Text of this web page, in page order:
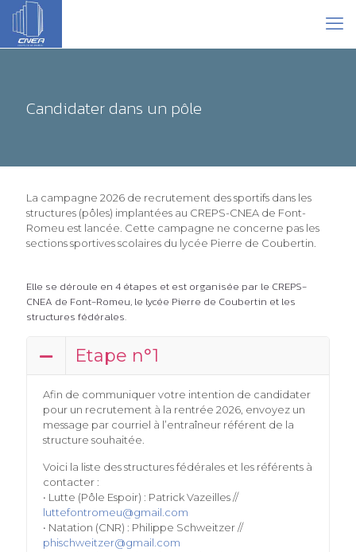
Candidater dans un pôle
La campagne 2026 de recrutement des sportifs dans les
structures (pôles) implantées au CREPS-CNEA de Font-
Romeu est lancée. Cette campagne ne concerne pas les
sections sportives scolaires du lycée Pierre de Coubertin.
Elle se déroule en 4 étapes et est organisée par le CREPS-
CNEA de Font-Romeu, le lycée Pierre de Coubertin et les
structures fédérales.
Etape n°1
Afin de communiquer votre intention de candidater
pour un recrutement à la rentrée 2026, envoyez un
message par courriel à l’entraîneur référent de la
structure souhaitée.
Voici la liste des structures fédérales et les référents à
contacter :
• Lutte (Pôle Espoir) : Patrick Vazeilles //
luttefontromeu@gmail.com
• Natation (CNR) : Philippe Schweitzer //
phischweitzer@gmail.com